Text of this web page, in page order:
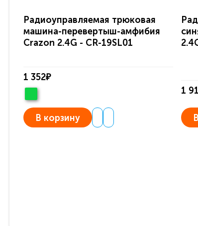
Радиоуправляемая трюковая
машина-перевертыш-амфибия
Crazon 2.4G - CR-19SL01
1 352₽
В корзину
1